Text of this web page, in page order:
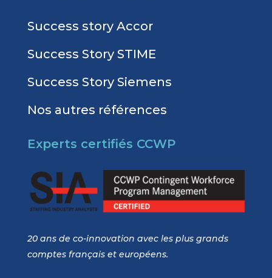
Success story Accor
Success Story STIME
Success Story Siemens
Nos autres références
Experts certifiés CCWP
20 ans de co-innovation avec les plus grands
comptes français et européens.